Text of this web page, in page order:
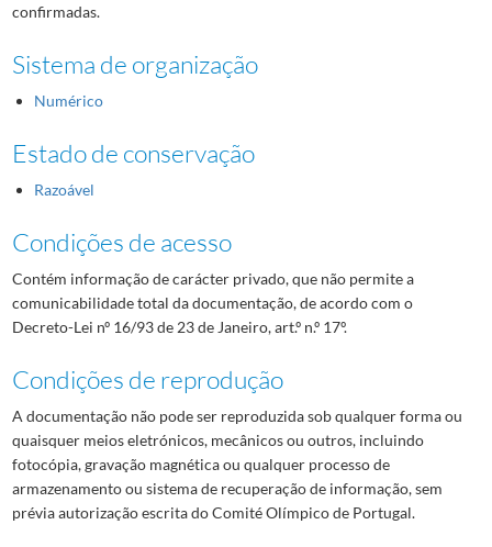
confirmadas.
Sistema de organização
Numérico
Estado de conservação
Razoável
Condições de acesso
Contém informação de carácter privado, que não permite a
comunicabilidade total da documentação, de acordo com o
Decreto-Lei nº 16/93 de 23 de Janeiro, art.º n.º 17º.
Condições de reprodução
A documentação não pode ser reproduzida sob qualquer forma ou
quaisquer meios eletrónicos, mecânicos ou outros, incluindo
fotocópia, gravação magnética ou qualquer processo de
armazenamento ou sistema de recuperação de informação, sem
prévia autorização escrita do Comité Olímpico de Portugal.